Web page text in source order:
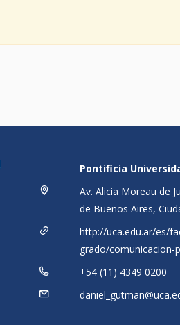
Pontificia
Av. Alicia Moreau de
de Buenos Aires,
http://uca.edu.ar/es/
grado/comunicacion-
+54 (11) 4349 0200